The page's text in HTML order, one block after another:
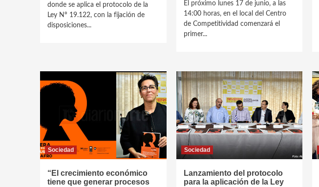
donde se aplica el protocolo de la
Ley Nº 19.122, con la fijación de
disposiciones...
El próximo lunes 17 de junio, a las
14:00 horas, en el local del Centro
de Competitividad comenzará el
primer...
Sociedad
“El crecimiento económico
tiene que generar procesos
Sociedad
Lanzamiento del protocolo
para la aplicación de la Ley